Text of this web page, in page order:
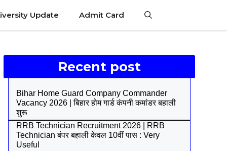
Update Admit Card
Recent post
Bihar Home Guard Company Commander
Vacancy 2026 | बिहार होम गार्ड कंपनी कमांडर बहाली
शुरू
RRB Technician Recruitment 2026 | RRB
Technician बंपर बहाली केवल 10वीं पास : Very
Useful